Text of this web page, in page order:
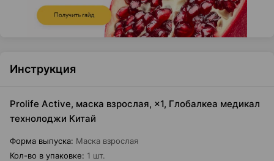
Инструкция
Prolife Active, маска взрослая, ×1, Глобалкеа медикал
технолоджи Китай
Форма выпуска: Маска взрослая
Кол-во в упаковке: 1 шт.